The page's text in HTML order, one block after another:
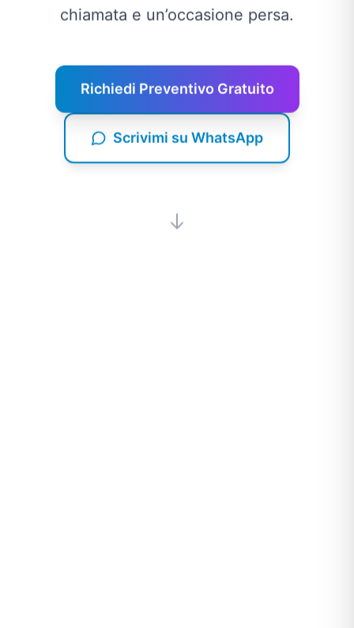
chiamata e un’occasione persa.
Richiedi Preventivo Gratuito
Scrivimi su WhatsApp